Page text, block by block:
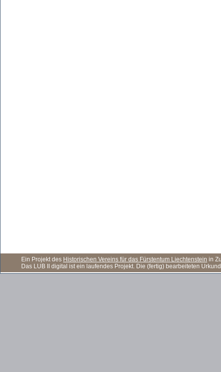
Ein Projekt des Historischen Vereins für das Fürstentum Liechtenstein in
Das LUB II digital ist ein laufendes Projekt. Die (fertig) bearbeiteten